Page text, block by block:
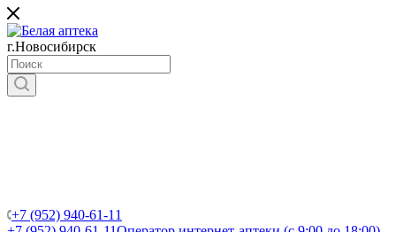
г.Новосибирск
+7 (952) 940-61-11